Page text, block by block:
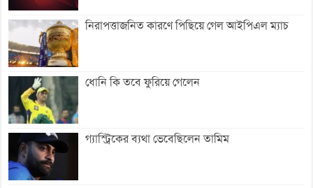
নিরাপত্তাজনিত কারণে পিছিয়ে গেল আইপিএল ম্যাচ
ধোনি কি তবে ফুরিয়ে গেলেন
গ্যাস্ট্রিকের ব্যথা ভেবেছিলেন তামিম